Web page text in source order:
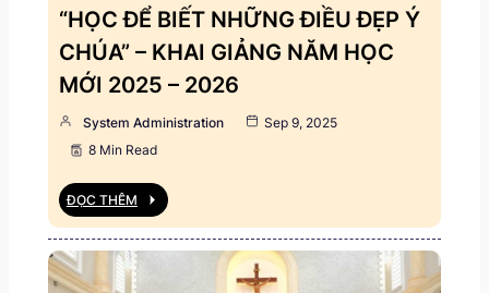
“HỌC ĐỂ BIẾT NHỮNG ĐIỀU ĐẸP Ý
CHÚA” – KHAI GIẢNG NĂM HỌC
MỚI 2025 – 2026
System Administration
Sep 9, 2025
8 Min Read
ĐỌC THÊM